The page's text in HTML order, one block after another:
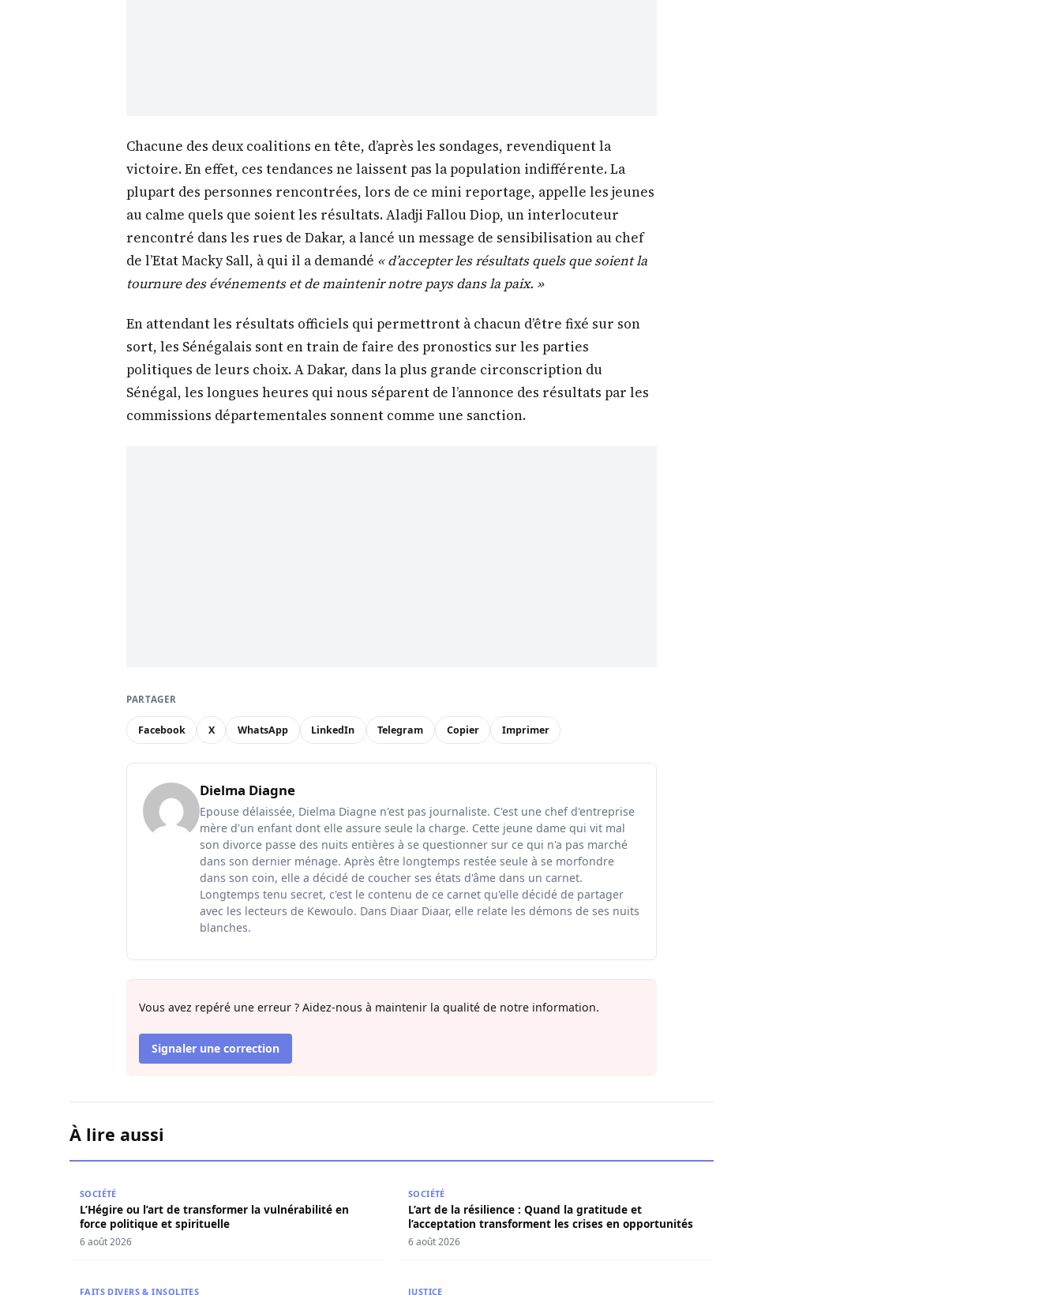
Chacune des deux coalitions en tête, d’après les sondages, revendiquent la
victoire. En effet, ces tendances ne laissent pas la population indifférente. La
plupart des personnes rencontrées, lors de ce mini reportage, appelle les jeunes
au calme quels que soient les résultats. Aladji Fallou Diop, un interlocuteur
rencontré dans les rues de Dakar, a lancé un message de sensibilisation au chef
de l’Etat Macky Sall, à qui il a demandé « d’accepter les résultats quels que soient la
tournure des événements et de maintenir notre pays dans la paix. »
En attendant les résultats officiels qui permettront à chacun d’être fixé sur son
sort, les Sénégalais sont en train de faire des pronostics sur les parties
politiques de leurs choix. A Dakar, dans la plus grande circonscription du
Sénégal, les longues heures qui nous séparent de l’annonce des résultats par les
commissions départementales sonnent comme une sanction.
PARTAGER
Facebook X WhatsApp LinkedIn Telegram Copier Imprimer
Dielma Diagne
Epouse délaissée, Dielma Diagne n'est pas journaliste. C'est une chef d'entreprise
mère d'un enfant dont elle assure seule la charge. Cette jeune dame qui vit mal
son divorce passe des nuits entières à se questionner sur ce qui n'a pas marché
dans son dernier ménage. Après être longtemps restée seule à se morfondre
dans son coin, elle a décidé de coucher ses états d'âme dans un carnet.
Longtemps tenu secret, c'est le contenu de ce carnet qu'elle décidé de partager
avec les lecteurs de Kewoulo. Dans Diaar Diaar, elle relate les démons de ses nuits
blanches.
Vous avez repéré une erreur ? Aidez-nous à maintenir la qualité de notre information.
Signaler une correction
À lire aussi
SOCIÉTÉ
L’Hégire ou l’art de transformer la vulnérabilité en
force politique et spirituelle
6 août 2026
SOCIÉTÉ
L’art de la résilience : Quand la gratitude et
l’acceptation transforment les crises en opportunités
6 août 2026
FAITS DIVERS & INSOLITES JUSTICE